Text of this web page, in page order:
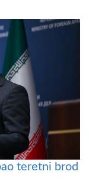
teretni brod